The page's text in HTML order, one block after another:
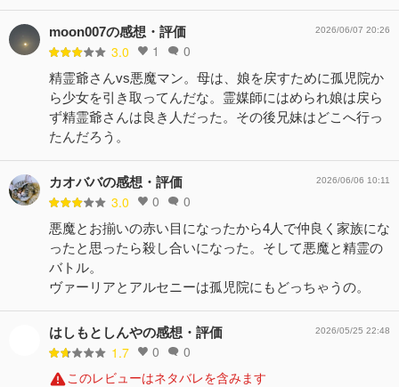
moon007の感想・評価
3.0 1 0
2026/06/07 20:26
精霊爺さんvs悪魔マン。母は、娘を戻すために孤児院か
ら少女を引き取ってんだな。霊媒師にはめられ娘は戻ら
ず精霊爺さんは良き人だった。その後兄妹はどこへ行っ
たんだろう。
カオババの感想・評価
3.0 0 0
2026/06/06 10:11
悪魔とお揃いの赤い目になったから4人で仲良く家族にな
ったと思ったら殺し合いになった。そして悪魔と精霊の
バトル。
ヴァーリアとアルセニーは孤児院にもどっちゃうの。
はしもとしんやの感想・評価
1.7 0 0
2026/05/25 22:48
このレビューはネタバレを含みます